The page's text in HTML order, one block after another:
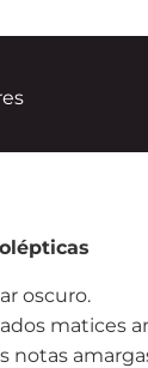
oscuro.
matices
notas